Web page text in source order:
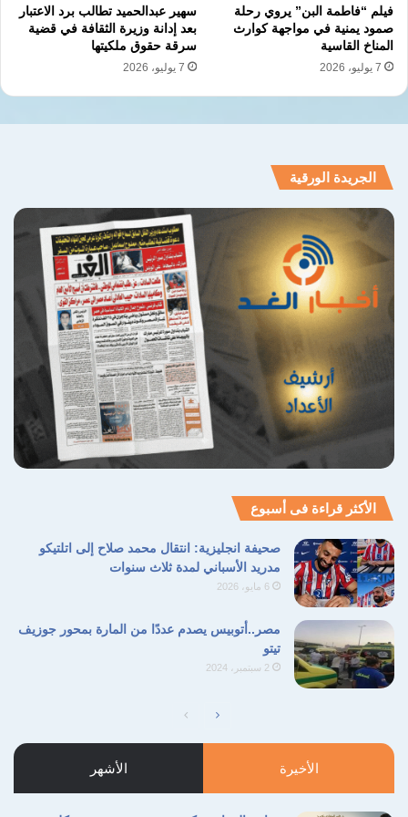
السريعة التي يشهدها العالم.
فيلم “فاطمة البن” يروي رحلة
صمود يمنية في مواجهة كوارث
المناخ القاسية
7 يوليو، 2026
سهير عبدالحميد تطالب برد الاعتبار
بعد إدانة وزيرة الثقافة في قضية
سرقة حقوق ملكيتها
7 يوليو، 2026
الجريدة الورقية
الأكثر قراءة فى أسبوع
صحيفة انجليزية: انتقال محمد صلاح إلى اتلتيكو
مدريد الأسباني لمدة ثلاث سنوات
6 مايو، 2026
مصر..أتوبيس يصدم عددًا من المارة بمحور جوزيف
تيتو
2 سبتمبر، 2024
الأخيرة الأشهر